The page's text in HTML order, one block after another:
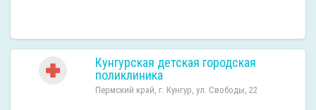
Кунгурская детская городская
поликлиника
Пермский край, г. Кунгур, ул. Свободы, 22